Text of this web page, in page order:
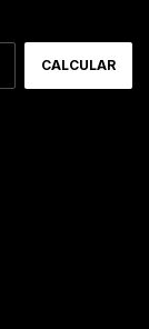
CALCULAR